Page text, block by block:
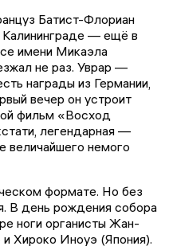
Батист-Флориан
Калининграде — ещё в
имени Микаэла
не раз. Уврар —
награды из Германии,
вечер он устроит
фильм «Восход
легендарная —
величайшего немого
формате. Но без
В день рождения собора
ноги органисты Жан-
Хироко Иноуэ (Япония).